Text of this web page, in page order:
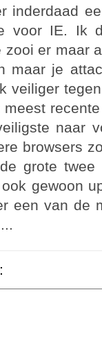
inderdaad
voor IE. Ik
er maar
maar je
veiliger
naar
browsers
grote
gewoon
een van de